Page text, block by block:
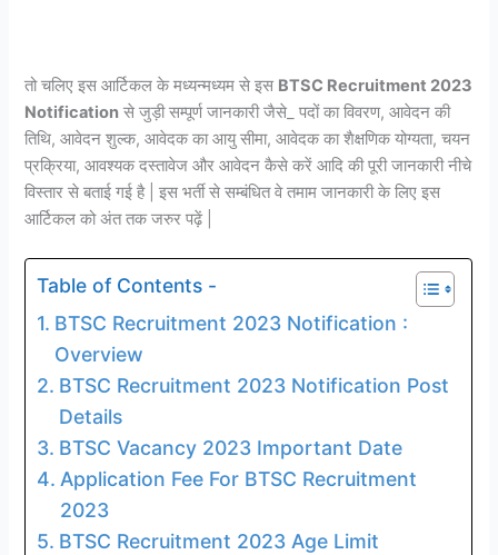
तो चलिए इस आर्टिकल के मध्यन्मध्यम से इस BTSC Recruitment 2023
Notification से जुड़ी सम्पूर्ण जानकारी जैसे_ पदों का विवरण, आवेदन की
तिथि, आवेदन शुल्क, आवेदक का आयु सीमा, आवेदक का शैक्षणिक योग्यता, चयन
प्रक्रिया, आवश्यक दस्तावेज और आवेदन कैसे करें आदि की पूरी जानकारी नीचे
विस्तार से बताई गई है | इस भर्ती से सम्बंधित वे तमाम जानकारी के लिए इस
आर्टिकल को अंत तक जरुर पढ़ें |
Table of Contents -
BTSC Recruitment 2023 Notification :
Overview
BTSC Recruitment 2023 Notification Post
Details
BTSC Vacancy 2023 Important Date
Application Fee For BTSC Recruitment
2023
BTSC Recruitment 2023 Age Limit